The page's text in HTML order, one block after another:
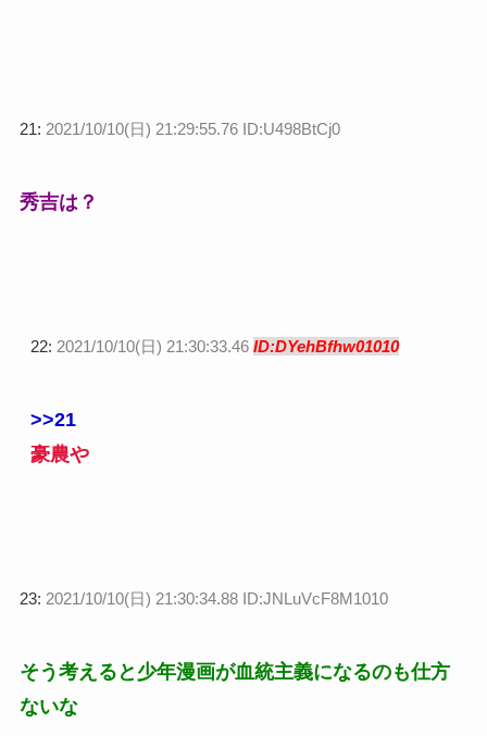
21: 2021/10/10(日) 21:29:55.76 ID:U498BtCj0
秀吉は？
22: 2021/10/10(日) 21:30:33.46 ID:DYehBfhw01010
>>21
豪農や
23: 2021/10/10(日) 21:30:34.88 ID:JNLuVcF8M1010
そう考えると少年漫画が血統主義になるのも仕方
ないな